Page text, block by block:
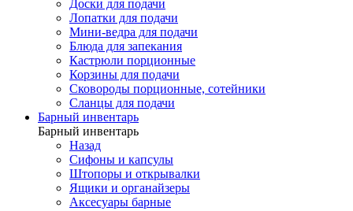
Доски для подачи
Лопатки для подачи
Мини-ведра для подачи
Блюда для запекания
Кастрюли порционные
Корзины для подачи
Сковороды порционные, сотейники
Сланцы для подачи
Барный инвентарь
Барный инвентарь
Назад
Сифоны и капсулы
Штопоры и открывалки
Ящики и органайзеры
Аксесуары барные